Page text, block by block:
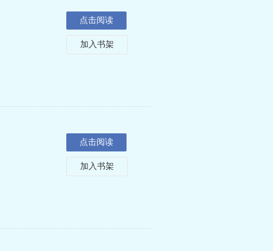
点击阅读
加入书架
点击阅读
加入书架